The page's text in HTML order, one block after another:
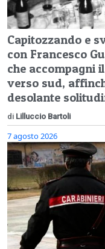
Capitozzando e
con Francesco
che accompagni
verso sud,
desolante
di Lilluccio Bartoli
7 agosto 2026